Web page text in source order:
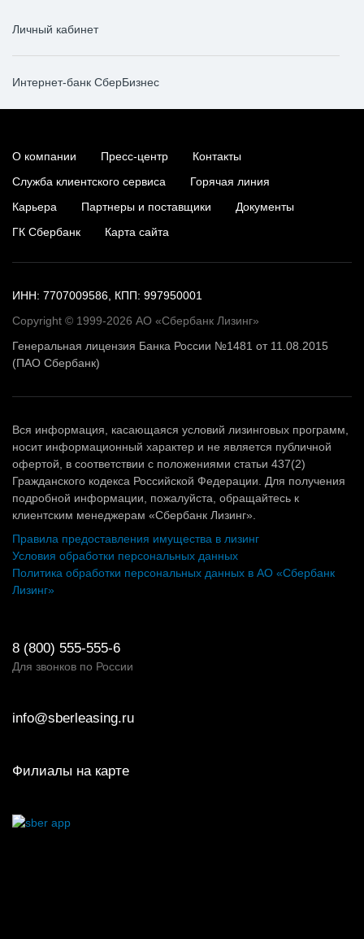
Личный кабинет
Интернет-банк СберБизнес
О компании Пресс-центр
Контакты
Служба клиентского сервиса
Горячая линия
Карьера
Партнеры и поставщики
Документы
ГК Сбербанк
Карта сайта
ИНН: 7707009586, КПП: 997950001
Copyright © 1999-2026 АО «Сбербанк Лизинг»
Генеральная лицензия Банка России №1481 от 11.08.2015
(ПАО Сбербанк)
Вся информация, касающаяся условий лизинговых программ,
носит информационный характер и не является публичной
офертой, в соответствии с положениями статьи 437(2)
Гражданского кодекса Российской Федерации. Для получения
подробной информации, пожалуйста, обращайтесь к
клиентским менеджерам «Сбербанк Лизинг».
Правила предоставления имущества в лизинг
Условия обработки персональных данных
Политика обработки персональных данных в АО «Сбербанк
Лизинг»
8 (800) 555-555-6
Для звонков по России
info@sberleasing.ru
Филиалы на карте